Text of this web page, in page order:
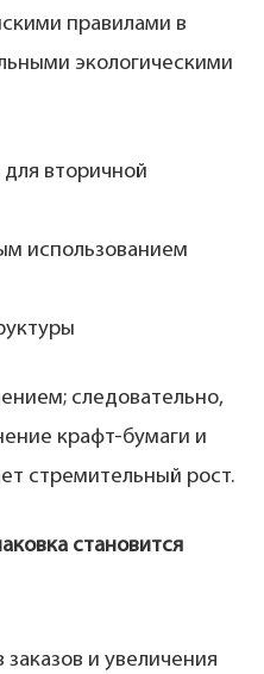
правилами в
экологическими
вторичной
использованием
следовательно,
крафт-бумаги и
стремительный рост.
становится
и увеличения